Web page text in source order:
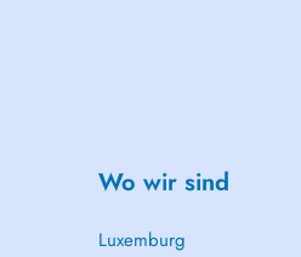
Wo wir sind
Luxemburg